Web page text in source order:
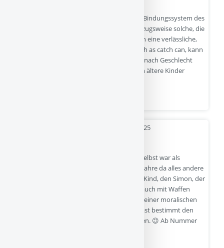
Das hat mit der Realität nichts zu tun. Das Bindungssystem des
Kindes ist offen für alle Versorgenden, vorzugsweise solche, die
dem Kind das bieten, was es sucht, nämlich eine verlässliche,
förderliche, wohlwollende Begleitung. Catch as catch can, kann
man sagen. Das Kind richtet sich da weder nach Geschlecht
noch nach Verwandtschaftsgrad, und auch ältere Kinder
- 02-12-2025
Eine spannende Frage, auch für mich. Ich selbst war als
friedensbewegter junger Vater der 1980er Jahre da alles andere
als locker, das traf besonders unser erstes Kind, den Simon, der
wie die meisten anderen Kinder natürlich auch mit Waffen
„stark“ sein wollte. Sorry Simon, Eltern mit einer moralischen
Mission sind sehr anstrengend. Aber du hast bestimmt den
einen oder anderen Schlupfwinkel gefunden. 😉 Ab Nummer